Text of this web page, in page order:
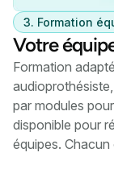
3. Formation
Votre
Formation
par modules
disponible pour
équipes.